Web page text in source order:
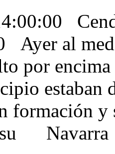
al
por encima
estaban
formación
Navarra